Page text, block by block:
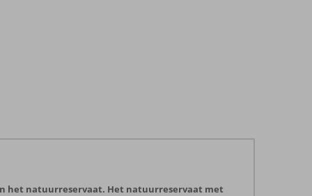
het natuurreservaat. Het natuurreservaat met